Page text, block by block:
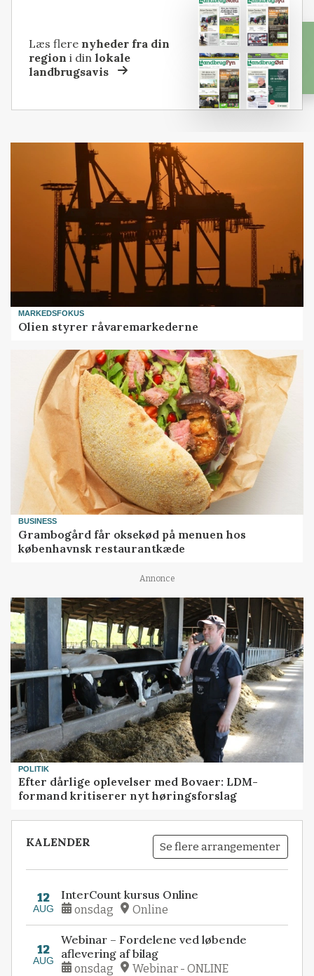
Læs flere nyheder fra din
region i dinlokale
landbrugsavis
MARKEDSFOKUS
Olien styrer råvaremarkederne
BUSINESS
Grambogård får oksekød på menuen hos
københavnsk restaurantkæde
Annonce
POLITIK
Efter dårlige oplevelser med Bovaer: LDM-
formand kritiserer nyt høringsforslag
KALENDER Se flere arrangementer
12
AUG
InterCount kursus Online
onsdag Online
12
AUG
Webinar – Fordelene ved løbende
aflevering af bilag
onsdag Webinar - ONLINE